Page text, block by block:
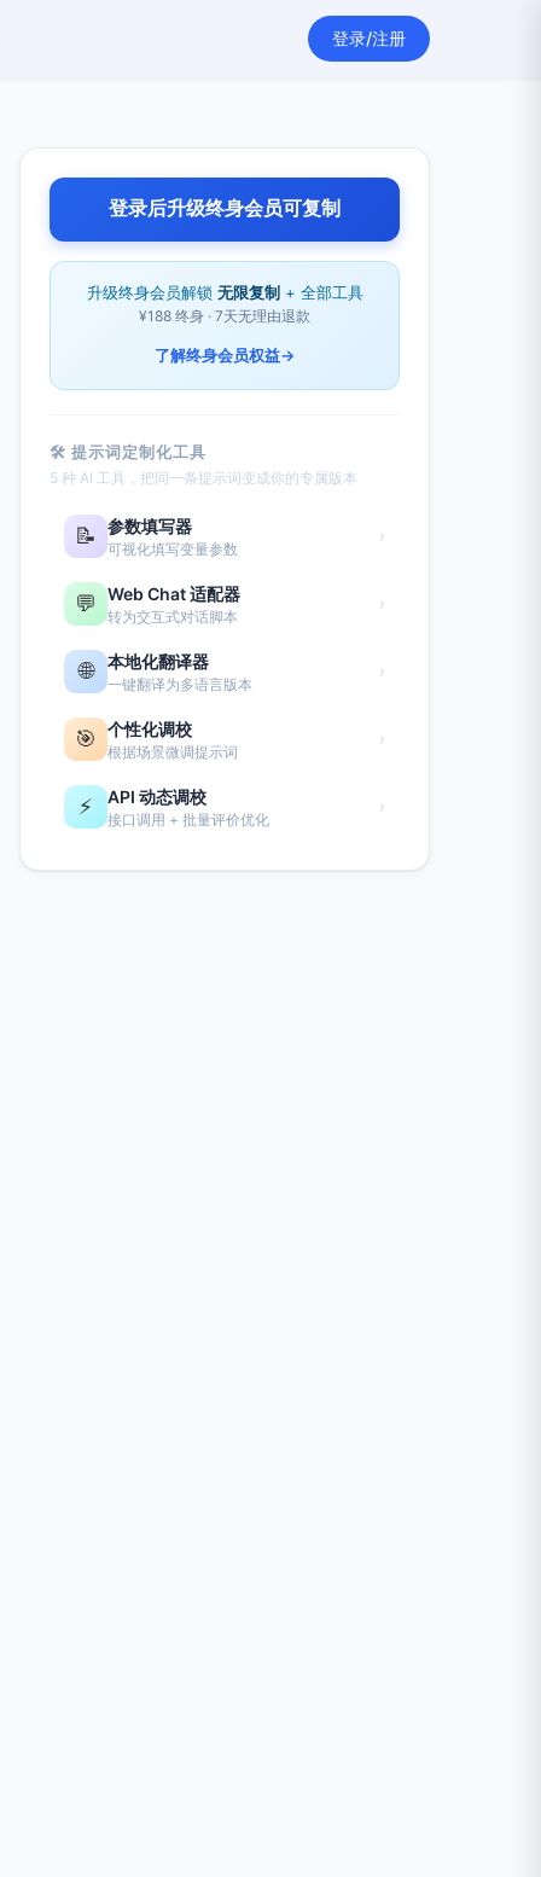
登录/注册
登录后升级终身会员可复制
升级终身会员解锁 无限复制 + 全部工具
¥188 终身 · 7天无理由退款
了解终身会员权益→
🛠 提示词定制化工具
5 种 AI 工具，把同一条提示词变成你的专属版本
📝 参数填写器
可视化填写变量参数
›
💬 Web Chat 适配器
转为交互式对话脚本
›
🌐 本地化翻译器
一键翻译为多语言版本
›
🎯 个性化调校
根据场景微调提示词
›
⚡ API 动态调校
接口调用 + 批量评价优化
›